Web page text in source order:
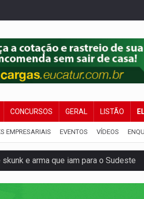
CONCURSOS GERAL LISTÃO
EMPRESARIAIS EVENTOS VÍDEOS
e arma que iam para o Sudeste
e drogas após crime de tortur@
será apresentado na capital